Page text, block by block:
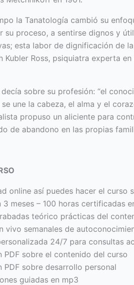
la Tanatología cambió su
su proceso, a sentirse dignos y
esta labor de dignificación de
Kubler Ross, psiquiatra experta
decía sobre su profesión: “el
se une la cabeza, el alma y el
propuso un aliciente para
de abandono en las propias
online así puedes hacer el curso
3 meses – 100 horas certificadas
teórico prácticas del
vivo semanales de
24/7 para consultas
PDF sobre el contenido del curso
PDF sobre desarrollo personal
guiadas en mp3